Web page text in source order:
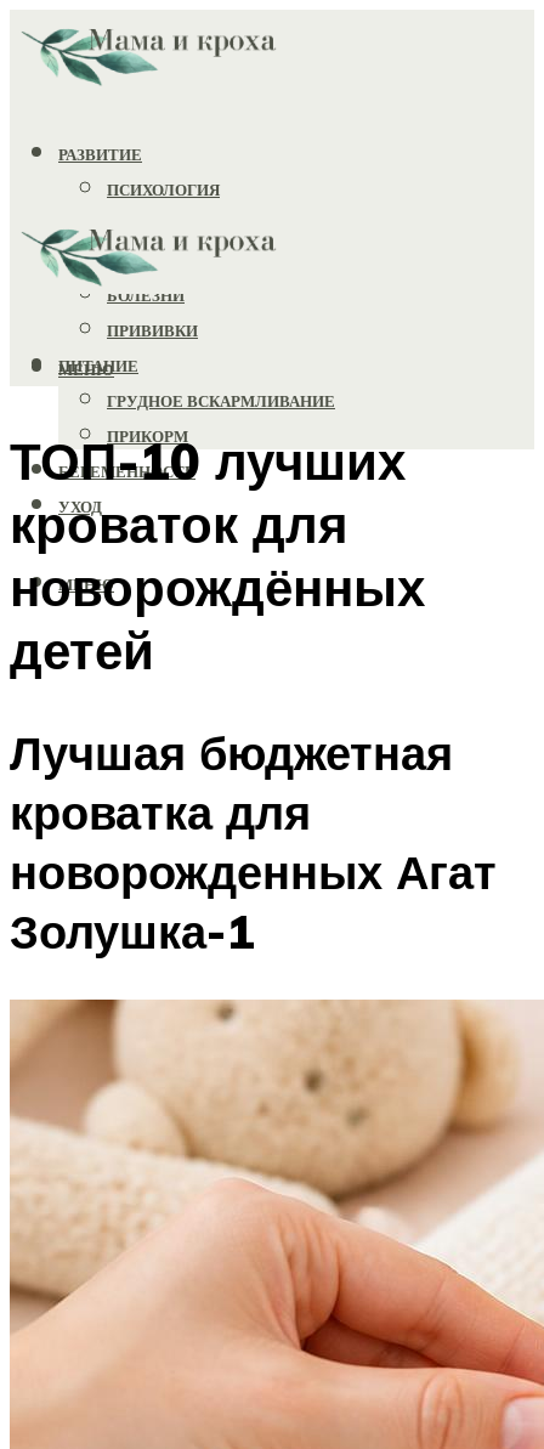
РАЗВИТИЕ
ПСИХОЛОГИЯ
ИГРУШКИ
ЗДОРОВЬЕ
БОЛЕЗНИ
ПРИВИВКИ
ПИТАНИЕ
ГРУДНОЕ ВСКАРМЛИВАНИЕ
ПРИКОРМ
БЕРЕМЕННОСТЬ
УХОД
МЕНЮ
МЕНЮ
ТОП-10 лучших
кроваток для
новорождённых
детей
Лучшая бюджетная
кроватка для
новорожденных Агат
Золушка-1